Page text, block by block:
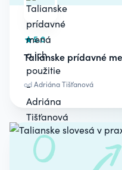
5.0
Talianske prídavné
odAdriána Tišťanová